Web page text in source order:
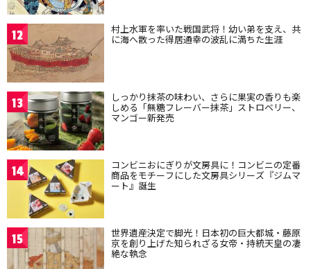
12 村上水軍を率いた戦国武将！幼い弟を支え、共
に海へ散った得居通幸の波乱に満ちた生涯
13 しっかり抹茶の味わい、さらに果実の香りも楽
しめる「無糖フレーバー抹茶」ストロベリー、
マンゴー新発売
14 コンビニおにぎりが文房具に！コンビニの定番
商品をモチーフにした文房具シリーズ『ジムマ
ート』誕生
15 世界遺産決定で脚光！日本初の巨大都城・藤原
京を創り上げた知られざる女帝・持統天皇の凄
絶な執念